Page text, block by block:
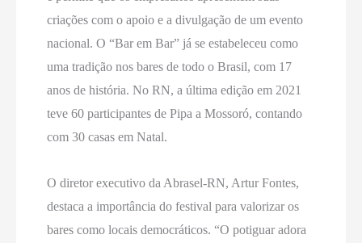
criações com o apoio e a divulgação de um evento
nacional. O “Bar em Bar” já se estabeleceu como
uma tradição nos bares de todo o Brasil, com 17
anos de história. No RN, a última edição em 2021
teve 60 participantes de Pipa a Mossoró, contando
com 30 casas em Natal.
O diretor executivo da Abrasel-RN, Artur Fontes,
destaca a importância do festival para valorizar os
bares como locais democráticos. “O potiguar adora